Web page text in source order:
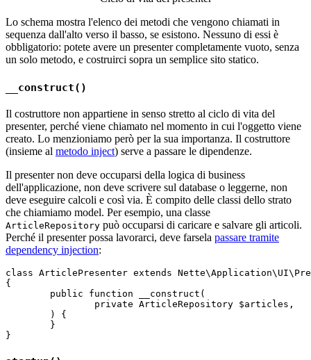
Lo schema mostra l'elenco dei metodi che vengono chiamati in
sequenza dall'alto verso il basso, se esistono. Nessuno di essi è
obbligatorio: potete avere un presenter completamente vuoto, senza
un solo metodo, e costruirci sopra un semplice sito statico.
__construct()
Il costruttore non appartiene in senso stretto al ciclo di vita del
presenter, perché viene chiamato nel momento in cui l'oggetto viene
creato. Lo menzioniamo però per la sua importanza. Il costruttore
(insieme al metodo inject) serve a passare le dipendenze.
Il presenter non deve occuparsi della logica di business
dell'applicazione, non deve scrivere sul database o leggerne, non
deve eseguire calcoli e così via. È compito delle classi dello strato
che chiamiamo model. Per esempio, una classe
ArticleRepository può occuparsi di caricare e salvare gli articoli.
Perché il presenter possa lavorarci, deve farsela passare tramite
dependency injection:
class ArticlePresenter extends
{